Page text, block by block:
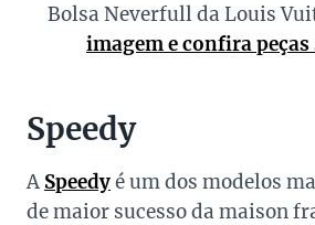
Bolsa Neverfull da Louis
imagem e confira
Speedy
A Speedyé um dos modelos
de maior sucesso da maison